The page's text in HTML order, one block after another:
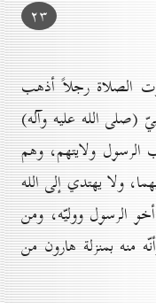
۲۳
الصلاة رجلاً أذهب
(صلى الله عليه وآله)
الرسول ولايتهم، وهم
ولا يهتدي إلى الله
أخو الرسول ووليّه، ومن
منه بمنزلة هارون من